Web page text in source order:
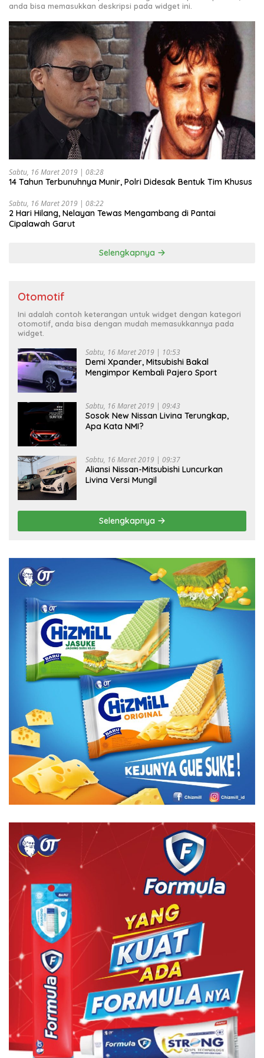
anda bisa memasukkan deskripsi pada widget ini.
Sabtu, 16 Maret 2019 | 08:28
14 Tahun Terbunuhnya Munir, Polri Didesak Bentuk Tim Khusus
Sabtu, 16 Maret 2019 | 08:22
2 Hari Hilang, Nelayan Tewas Mengambang di Pantai
Cipalawah Garut
Selengkapnya
Otomotif
Ini adalah contoh keterangan untuk widget dengan kategori
otomotif, anda bisa dengan mudah memasukkannya pada
widget.
Sabtu, 16 Maret 2019 | 10:53
Demi Xpander, Mitsubishi Bakal
Mengimpor Kembali Pajero Sport
Sabtu, 16 Maret 2019 | 09:43
Sosok New Nissan Livina Terungkap,
Apa Kata NMI?
Sabtu, 16 Maret 2019 | 09:37
Aliansi Nissan-Mitsubishi Luncurkan
Livina Versi Mungil
Selengkapnya